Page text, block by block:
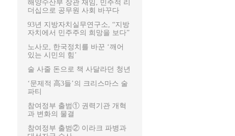
해양수산부 장관 재임, 민주적 리
더십으로 공무원 사회 바꾸다
93년 지방자치실무연구소, “지방
자치에서 민주주의 희망을 보다”
노사모, 한국정치를 바꾼 ‘깨어
있는 시민의 힘’
술 사줄 돈으로 책 사달라던 청년
‘문제적 高3들’의 크리스마스 술
파티
참여정부 출범① 권력기관 개혁
과 변화의 물결
참여정부 출범② 이라크 파병과